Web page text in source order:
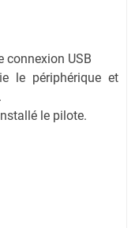
connexion USB
le périphérique et
le pilote.